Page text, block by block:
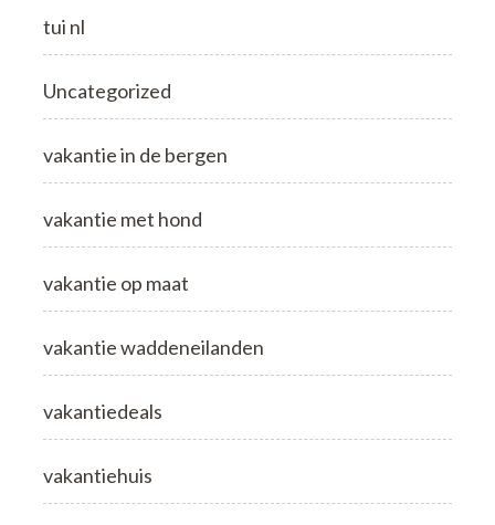
tui nl
Uncategorized
vakantie in de bergen
vakantie met hond
vakantie op maat
vakantie waddeneilanden
vakantiedeals
vakantiehuis